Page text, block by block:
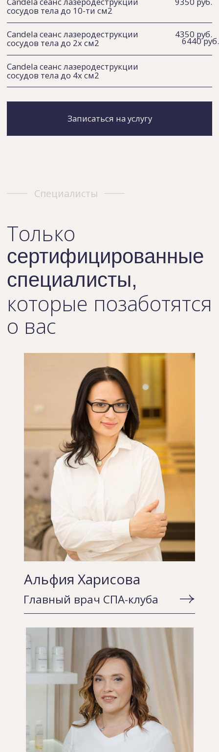
Специалисты
Только
которые позаботятся
о вас
сертифицированные
специалисты,
Рената Ширяева
Альфия Харисова
Главный врач СПА-клуба
Врач-косметолог
Аминева Гульнара